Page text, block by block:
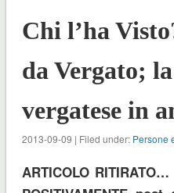
Chi l’ha
da Vergato;
vergatese in
2013-09-09 | Filed under: Persone
ARTICOLO